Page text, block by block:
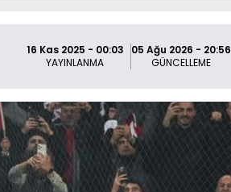
16 Kas 2025 - 00:03
YAYINLANMA
05 Ağu 2026 - 20:56
GÜNCELLEME